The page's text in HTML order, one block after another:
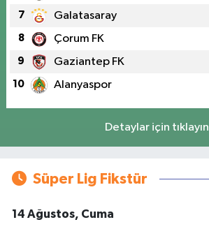
7 Galatasaray
8 Çorum FK
9 Gaziantep FK
10 Alanyaspor
Detaylar için tıklayın
Süper Lig Fikstür
14 Ağustos, Cuma